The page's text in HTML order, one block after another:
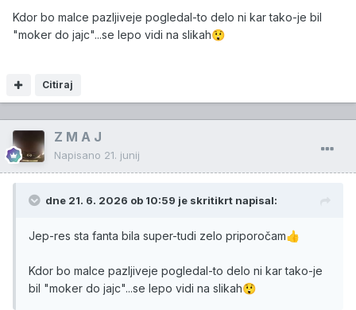
Kdor bo malce pazljiveje pogledal-to delo ni kar tako-je bil
"moker do jajc"...se lepo vidi na slikah😲
Citiraj
Z M A J
Napisano 21. junij
dne 21. 6. 2026 ob 10:59 je skritikrt napisal:
Jep-res sta fanta bila super-tudi zelo priporočam👍
Kdor bo malce pazljiveje pogledal-to delo ni kar tako-je
bil "moker do jajc"...se lepo vidi na slikah😲